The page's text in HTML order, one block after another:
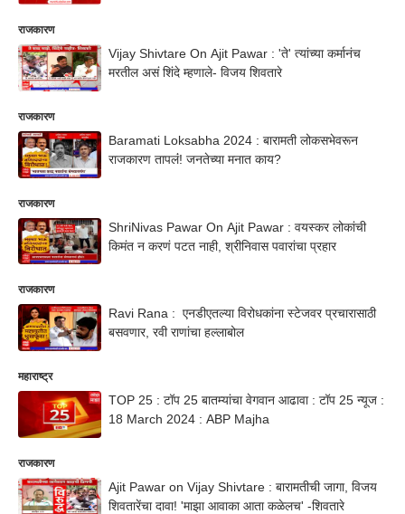
राजकारण
Vijay Shivtare On Ajit Pawar : 'ते' त्यांच्या कर्मानंच
मरतील असं शिंदे म्हणाले- विजय शिवतारे
राजकारण
Baramati Loksabha 2024 : बारामती लोकसभेवरून
राजकारण तापलंं! जनतेच्या मनात काय?
राजकारण
ShriNivas Pawar On Ajit Pawar : वयस्कर लोकांची
किमंत न करणं पटत नाही, श्रीनिवास पवारांचा प्रहार
राजकारण
Ravi Rana : एनडीएतल्या विरोधकांना स्टेजवर प्रचारासाठी
बसवणार, रवी राणांचा हल्लाबोल
महाराष्ट्र
TOP 25 : टॉप 25 बातम्यांचा वेगवान आढावा : टॉप 25 न्यूज :
18 March 2024 : ABP Majha
राजकारण
Ajit Pawar on Vijay Shivtare : बारामतीची जागा, विजय
शिवतारेंचा दावा! 'माझा आवाका आता कळेलच' -शिवतारे